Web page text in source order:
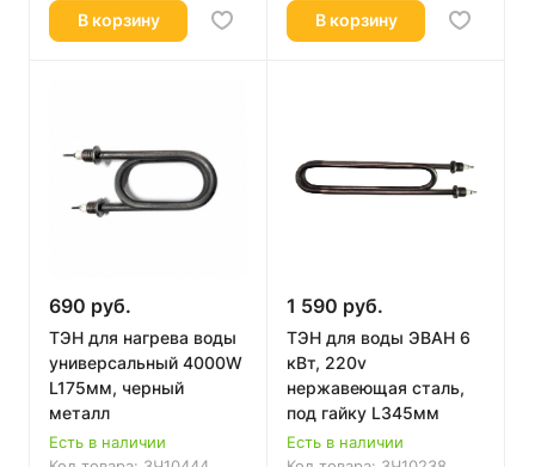
В корзину В корзину
690 руб.
ТЭН для нагрева воды
универсальный 4000W
L175мм, черный
металл
Есть в наличии
1 590 руб.
ТЭН для воды ЭВАН 6
кВт, 220v
нержавеющая сталь,
под гайку L345мм
Есть в наличии